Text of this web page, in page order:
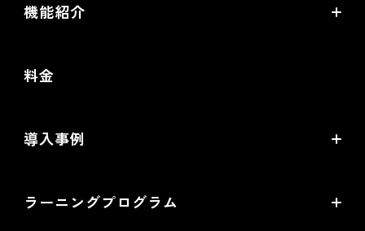
機能紹介
オムニチャネル・OMO
提携サービス一覧
料金
導入事例
導入企業一覧
ラーニングプログラム